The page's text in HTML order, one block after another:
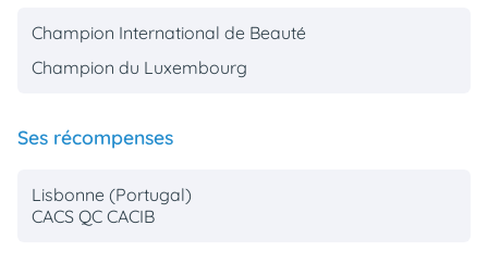
Champion International de Beauté
Champion du Luxembourg
Ses récompenses
Lisbonne (Portugal)
CACS QC CACIB